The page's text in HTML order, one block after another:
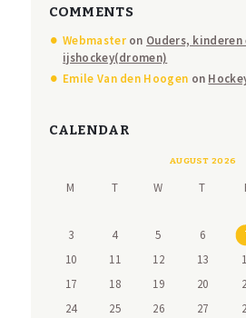
COMMENTS
Webmasteron Ouders, kinderen
ijshockey(dromen)
Emile Van den Hoogen on
CALENDAR
AUGUST 2026
M T W T
3
4 5 6
10
11 12 13
17
18 19 20
24
25 26 27